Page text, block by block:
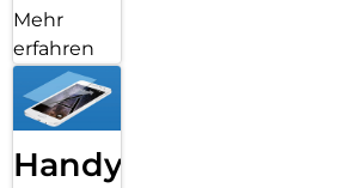
Mehr
erfahren
Handy